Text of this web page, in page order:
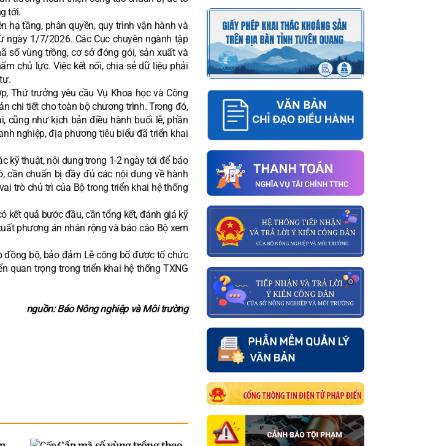
tới.
hạ tầng, phân quyền, quy trình vận hành và
1/7/2026. Các Cục chuyên ngành tập
số vùng trồng, cơ sở đóng gói, sản xuất và
chủ lực. Việc kết nối, chia sẻ dữ liệu phải
Thứ trưởng yêu cầu Vụ Khoa học và Công
chi tiết cho toàn bộ chương trình. Trong đó,
cũng như kịch bản điều hành buổi lễ, phần
nghiệp, địa phương tiêu biểu đã triển khai
kỹ thuật, nội dung trong 1-2 ngày tới để báo
cần chuẩn bị đầy đủ các nội dung về hành
trò chủ trì của Bộ trong triển khai hệ thống
kết quả bước đầu, cần tổng kết, đánh giá kỹ
phương án nhân rộng và báo cáo Bộ xem
bộ, bảo đảm Lễ công bố được tổ chức
quan trọng trong triển khai hệ thống TXNG
nguồn: Báo Nông nghiệp và Môi trường